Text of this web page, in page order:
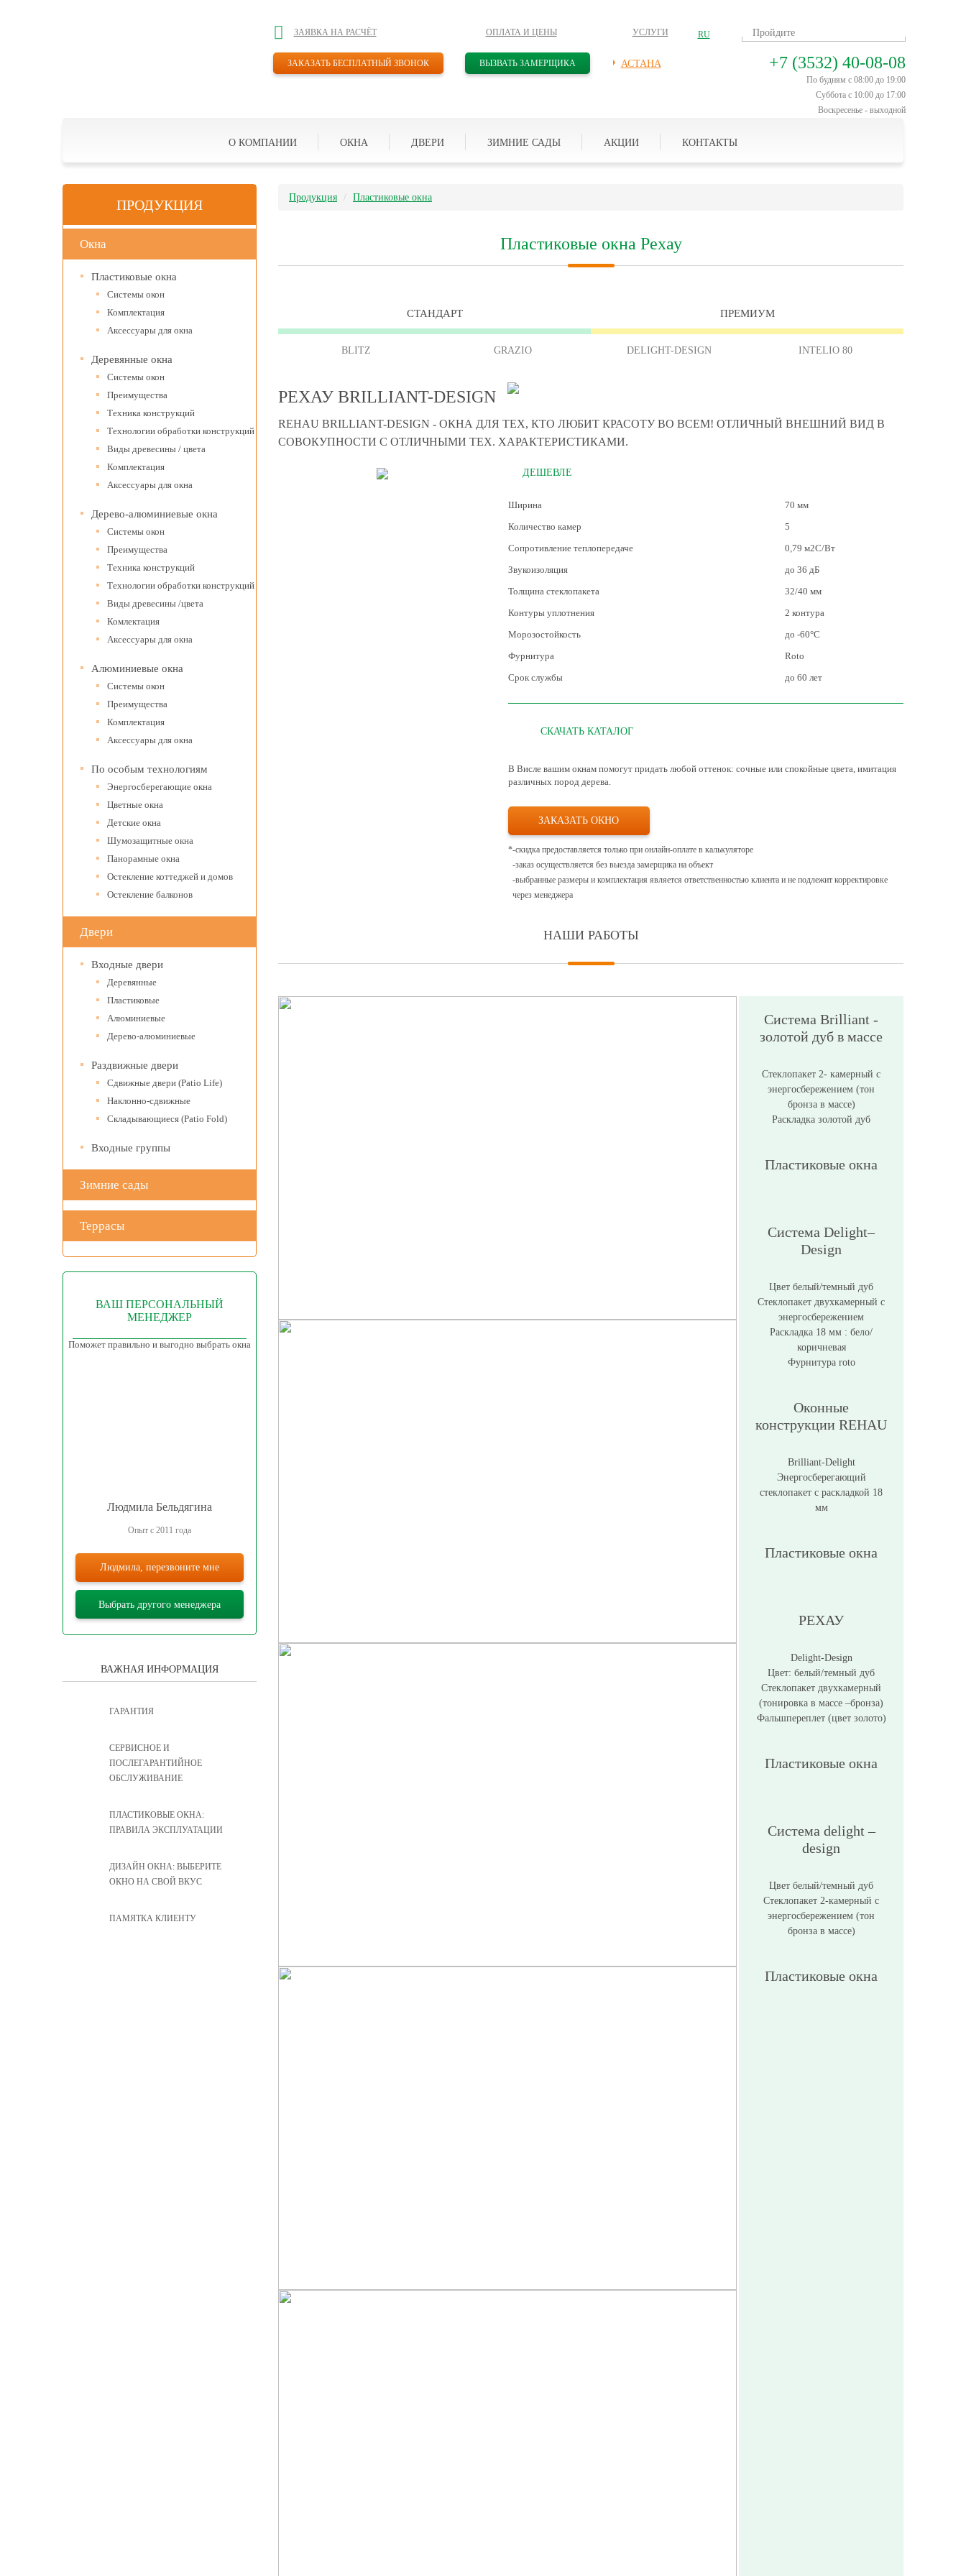
ЗАЯВКА НА РАСЧЁТ
ЗАКАЗАТЬ БЕСПЛАТНЫЙ ЗВОНОК
ОПЛАТА И ЦЕНЫ
ВЫЗВАТЬ ЗАМЕРЩИКА
УСЛУГИ
АСТАНА
RU
+7 (3532) 40-08-08
По будням с 08:00 до 19:00
Суббота с 10:00 до 17:00
Воскресенье - выходной
О КОМПАНИИ ОКНА ДВЕРИ ЗИМНИЕ САДЫ АКЦИИ КОНТАКТЫ
ПРОДУКЦИЯ
Окна
Пластиковые окна
Системы окон
Комплектация
Аксессуары для окна
Деревянные окна
Системы окон
Преимущества
Техника конструкций
Технологии обработки конструкций
Виды древесины / цвета
Комплектация
Аксессуары для окна
Дерево-алюминиевые окна
Системы окон
Преимущества
Техника конструкций
Технологии обработки конструкций
Виды древесины /цвета
Комлектация
Аксессуары для окна
Алюминиевые окна
Системы окон
Преимущества
Комплектация
Аксессуары для окна
По особым технологиям
Энергосберегающие окна
Цветные окна
Детские окна
Шумозащитные окна
Панорамные окна
Остекление коттеджей и домов
Остекление балконов
Двери
Входные двери
Деревянные
Пластиковые
Алюминиевые
Дерево-алюминиевые
Раздвижные двери
Сдвижные двери (Patio Life)
Наклонно-сдвижные
Складывающиеся (Patio Fold)
Входные группы
Зимние сады
Террасы
ВАШ ПЕРСОНАЛЬНЫЙ
МЕНЕДЖЕР
Поможет правильно и выгодно выбрать окна
Людмила Бельдягина
Опыт с 2011 года
Людмила, перезвоните мне
Выбрать другого менеджера
ВАЖНАЯ ИНФОРМАЦИЯ
ГАРАНТИЯ
CЕРВИСНОЕ И
ПОСЛЕГАРАНТИЙНОЕ
ОБСЛУЖИВАНИЕ
ПЛАСТИКОВЫЕ ОКНА:
ПРАВИЛА ЭКСПЛУАТАЦИИ
ДИЗАЙН ОКНА: ВЫБЕРИТЕ
ОКНО НА СВОЙ ВКУС
ПАМЯТКА КЛИЕНТУ
Продукция Пластиковые окна
Пластиковые окна Рехау
СТАНДАРТ
BLITZ GRAZIO
ПРЕМИУМ
DELIGHT-DESIGN INTELIO 80
РЕХАУ BRILLIANT-DESIGN
REHAU BRILLIANT-DESIGN - ОКНА ДЛЯ ТЕХ, КТО ЛЮБИТ КРАСОТУ ВО ВСЕМ! ОТЛИЧНЫЙ ВНЕШНИЙ ВИД В
СОВОКУПНОСТИ С ОТЛИЧНЫМИ ТЕХ. ХАРАКТЕРИСТИКАМИ.
ДЕШЕВЛЕ
Ширина
70 мм
Количество камер
5
Сопротивление теплопередаче
0,79 м2C/Вт
Звукоизоляция
до 36 дБ
Толщина стеклопакета
32/40 мм
Контуры уплотнения
2 контура
Морозостойкость
до -60°С
Фурнитура
Roto
Срок службы
до 60 лет
СКАЧАТЬ КАТАЛОГ
В Висле вашим окнам помогут придать любой оттенок: сочные или спокойные цвета, имитация
различных пород дерева.
ЗАКАЗАТЬ ОКНО
*-скидка предоставляется только при онлайн-оплате в калькуляторе
-заказ осуществляется без выезда замерщика на объект
-выбранные размеры и комплектация является ответственностью клиента и не подлежит корректировке
через менеджера
НАШИ РАБОТЫ
Система Brilliant -
золотой дуб в массе
Стеклопакет 2- камерный с
энергосбережением (тон
бронза в массе)
Раскладка золотой дуб
Пластиковые окна
Система Delight–
Design
Цвет белый/темный дуб
Стеклопакет двухкамерный с
энергосбережением
Раскладка 18 мм : бело/
коричневая
Фурнитура roto
Оконные
конструкции REHAU
Brilliant-Delight
Энергосберегающий
стеклопакет с раскладкой 18
мм
Пластиковые окна
РЕХАУ
Delight-Design
Цвет: белый/темный дуб
Стеклопакет двухкамерный
(тонировка в массе –бронза)
Фальшпереплет (цвет золото)
Пластиковые окна
Система delight –
design
Цвет белый/темный дуб
Стеклопакет 2-камерный с
энергосбережением (тон
бронза в массе)
Пластиковые окна